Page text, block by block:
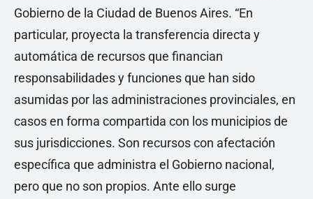
Gobierno de la Ciudad de Buenos Aires. “En
particular, proyecta la transferencia directa y
automática de recursos que financian
responsabilidades y funciones que han sido
asumidas por las administraciones provinciales, en
casos en forma compartida con los municipios de
sus jurisdicciones. Son recursos con afectación
específica que administra el Gobierno nacional,
pero que no son propios. Ante ello surge